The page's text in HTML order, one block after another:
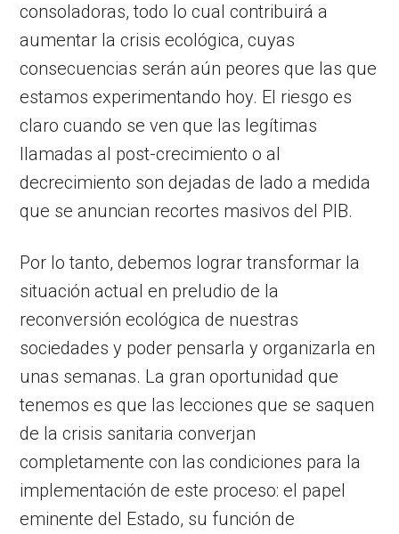
consoladoras, todo lo cual contribuirá a
aumentar la crisis ecológica, cuyas
consecuencias serán aún peores que las que
estamos experimentando hoy. El riesgo es
claro cuando se ven que las legítimas
llamadas al post-crecimiento o al
decrecimiento son dejadas de lado a medida
que se anuncian recortes masivos del PIB.
Por lo tanto, debemos lograr transformar la
situación actual en preludio de la
reconversión ecológica de nuestras
sociedades y poder pensarla y organizarla en
unas semanas. La gran oportunidad que
tenemos es que las lecciones que se saquen
de la crisis sanitaria converjan
completamente con las condiciones para la
implementación de este proceso: el papel
eminente del Estado, su función de